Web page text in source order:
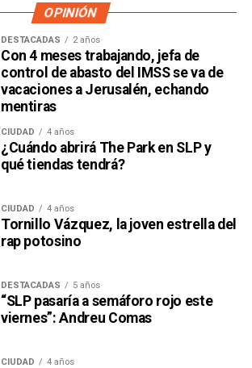
OPINIÓN
DESTACADAS 2 años
Con 4 meses trabajando, jefa de
control de abasto del IMSS se va de
vacaciones a Jerusalén, echando
mentiras
CIUDAD 4 años
¿Cuándo abrirá The Park en SLP y
qué tiendas tendrá?
CIUDAD 4 años
Tornillo Vázquez, la joven estrella del
rap potosino
DESTACADAS 5 años
“SLP pasaría a semáforo rojo este
viernes”: Andreu Comas
CIUDAD 4 años